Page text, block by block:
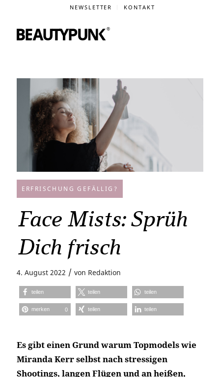
NEWSLETTER KONTAKT
ERFRISCHUNG GEFÄLLIG?
Face Mists: Sprüh
Dich frisch
4. August 2022 / von Redaktion
teilen teilen teilen
merken 0 teilen teilen
Es gibt einen Grund warum Topmodels wie
Miranda Kerr selbst nach stressigen
Shootings, langen Flügen und an heißen,